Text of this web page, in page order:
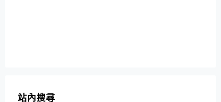
站內搜尋